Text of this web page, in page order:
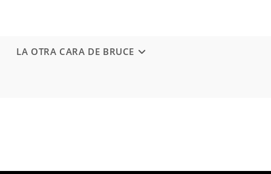
LA OTRA CARA DE BRUCE